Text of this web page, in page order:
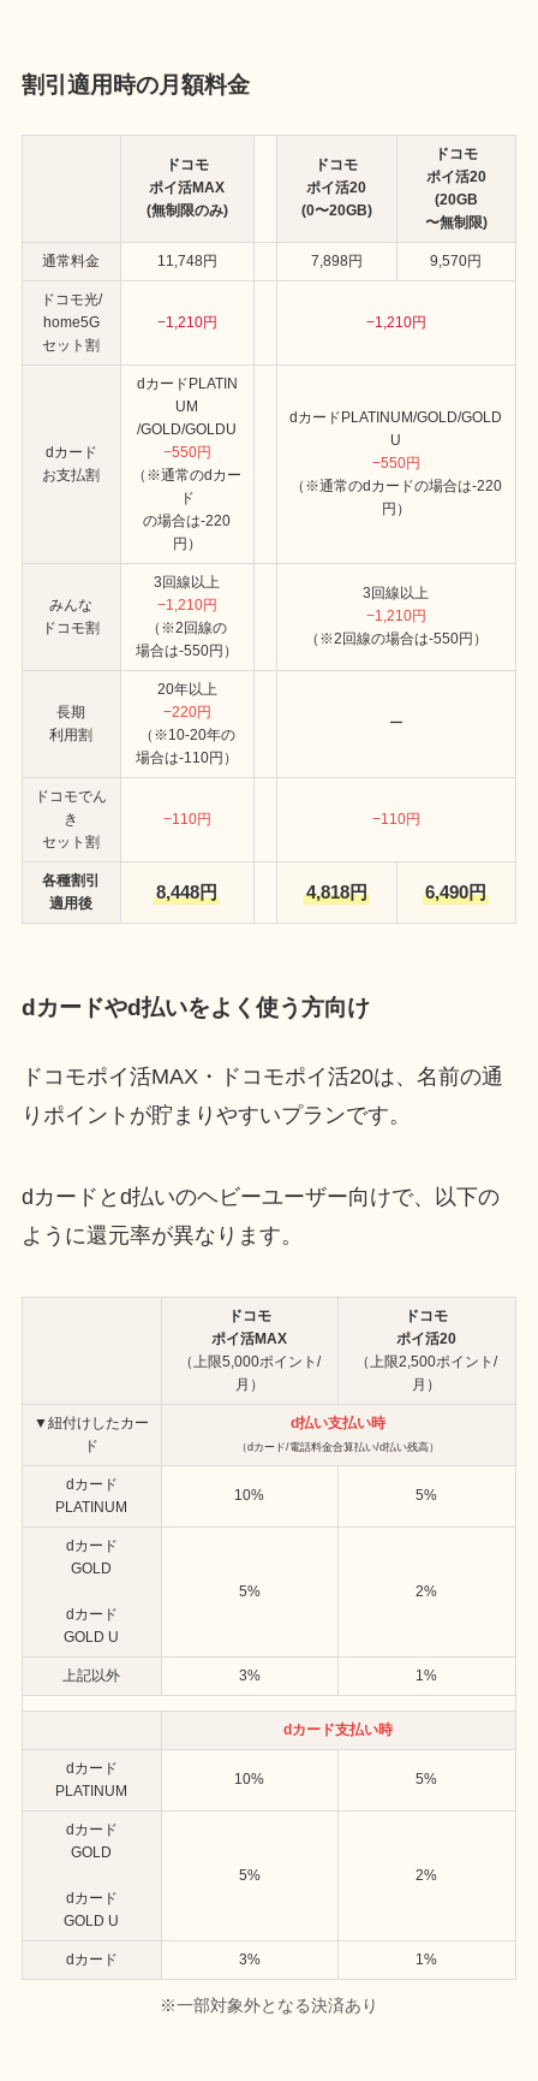
割引適用時の月額料金
ドコモ
ポイ活MAX
(無制限のみ)
ドコモ
ポイ活20
(0〜20GB)
ドコモ
ポイ活20
(20GB
〜無制限)
通常料金 11,748円 7,898円 9,570円
ドコモ光/
home5G
セット割
−1,210円 −1,210円
dカード
お支払割
dカードPLATIN
UM
/GOLD/GOLDU
−550円
（※通常のdカー
ド
の場合は-220
円）
dカードPLATINUM/GOLD/GOLD
U
−550円
（※通常のdカードの場合は-220
円）
みんな
ドコモ割
3回線以上
−1,210円
（※2回線の
場合は-550円）
3回線以上
−1,210円
（※2回線の場合は-550円）
長期
利用割
20年以上
−220円
（※10-20年の
場合は-110円）
ー
ドコモでん
き
セット割
−110円 −110円
各種割引
適用後
8,448円 4,818円 6,490円
dカードやd払いをよく使う方向け
ドコモポイ活MAX・ドコモポイ活20は、名前の通
りポイントが貯まりやすいプランです。
dカードとd払いのヘビーユーザー向けで、以下の
ように還元率が異なります。
ドコモ
ポイ活MAX
（上限5,000ポイント/
月）
ドコモ
ポイ活20
（上限2,500ポイント/
月）
▼紐付けしたカー
ド
d払い支払い時
（dカード/電話料金合算払い/d払い残高）
dカード
PLATINUM
10% 5%
dカード
GOLD
dカード
GOLD U
5% 2%
上記以外 3% 1%
dカード支払い時
dカード
PLATINUM
10% 5%
dカード
GOLD
dカード
GOLD U
5% 2%
dカード 3% 1%
※一部対象外となる決済あり